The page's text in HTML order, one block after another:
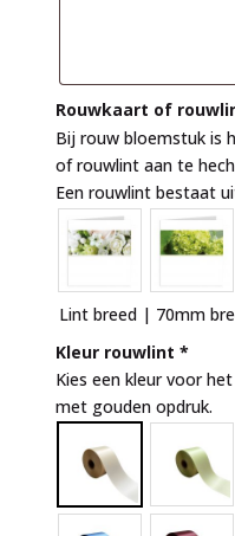
Rouwkaart of
Bij rouw bloemstuk is
of rouwlint aan te
Een rouwlint bestaat
Lint breed | 70mm
Kleur rouwlint *
Kies een kleur voor
met gouden opdruk.